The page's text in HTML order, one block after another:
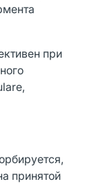
при
принятой